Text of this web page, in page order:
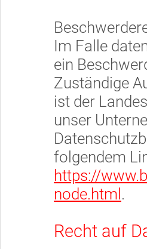
Im Falle
ein
Zuständige
ist der
unser
folgendem
https://
node.html .
Recht auf